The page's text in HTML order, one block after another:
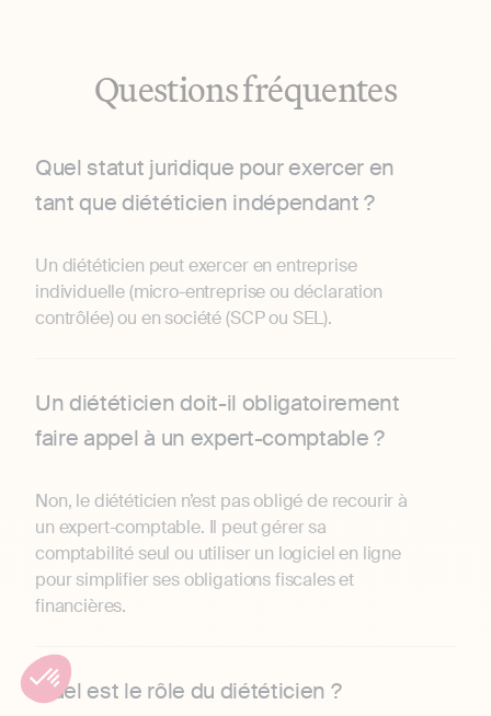
Questions fréquentes
Quel statut juridique pour exercer en
tant que diététicien indépendant ?
Un diététicien peut exercer en entreprise
individuelle (micro-entreprise ou déclaration
contrôlée) ou en société (SCP ou SEL).
Un diététicien doit-il obligatoirement
faire appel à un expert-comptable ?
Non, le diététicien n’est pas obligé de recourir à
un expert-comptable. Il peut gérer sa
comptabilité seul ou utiliser un logiciel en ligne
pour simplifier ses obligations fiscales et
financières.
Quel est le rôle du diététicien ?